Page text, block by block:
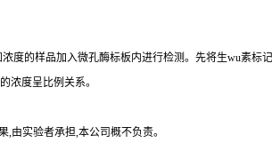
度的样品加入微孔酶标板内进行检测。先将生wu素标
浓度呈比例关系。
由实验者承担,本公司概不负责。